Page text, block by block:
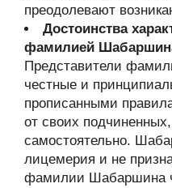
преодолевают
Достоинства
фамилией
Представители
честные и
прописанными
от своих
самостоятельно.
лицемерия и не
фамилии Шабаршина